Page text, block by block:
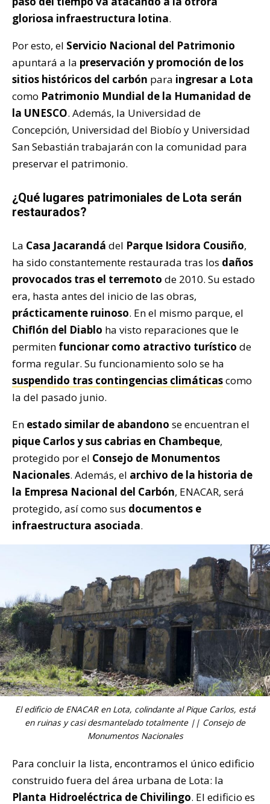
gloriosa infraestructura lotina.
Por esto, el Servicio Nacional del Patrimonio
apuntará a la preservación y promoción de los
sitios históricos del carbón para ingresar a Lota
como Patrimonio Mundial de la Humanidad de
la UNESCO. Además, la Universidad de
Concepción, Universidad del Biobío y Universidad
San Sebastián trabajarán con la comunidad para
preservar el patrimonio.
¿Qué lugares patrimoniales de Lota serán
restaurados?
La Casa Jacarandá del Parque Isidora Cousiño,
ha sido constantemente restaurada tras los daños
provocados tras el terremoto de 2010. Su estado
era, hasta antes del inicio de las obras,
prácticamente ruinoso. En el mismo parque, el
Chiflón del Diablo ha visto reparaciones que le
permiten funcionar como atractivo turístico de
forma regular. Su funcionamiento solo se ha
suspendido tras contingencias climáticascomo
la del pasado junio.
En estado similar de abandono se encuentran el
pique Carlos y sus cabrias en Chambeque,
protegido por el Consejo de Monumentos
Nacionales. Además, el archivo de la historia de
la Empresa Nacional del Carbón, ENACAR, será
protegido, así como sus documentos e
infraestructura asociada.
El edificio de ENACAR en Lota, colindante al Pique Carlos, está
en ruinas y casi desmantelado totalmente || Consejo de
Monumentos Nacionales
Para concluir la lista, encontramos el único edificio
construido fuera del área urbana de Lota: la
Planta Hidroeléctrica de Chivilingo. El edificio es